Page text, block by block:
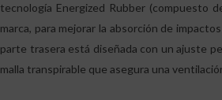
tecnología Energized Rubber (compuesto
marca, para mejorar la absorción de
parte trasera está diseñada con un ajuste
malla transpirable que asegura una